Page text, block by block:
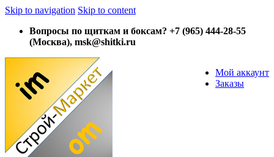
Skip to navigation Skip to content
Вопросы по щиткам и боксам? +7 (965) 444-28-55
(Москва), msk@shitki.ru
Мой аккаунт
Заказы